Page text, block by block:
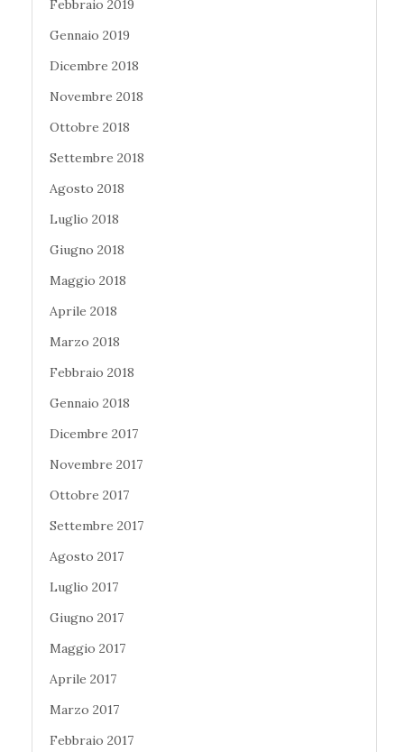
Febbraio 2019
Gennaio 2019
Dicembre 2018
Novembre 2018
Ottobre 2018
Settembre 2018
Agosto 2018
Luglio 2018
Giugno 2018
Maggio 2018
Aprile 2018
Marzo 2018
Febbraio 2018
Gennaio 2018
Dicembre 2017
Novembre 2017
Ottobre 2017
Settembre 2017
Agosto 2017
Luglio 2017
Giugno 2017
Maggio 2017
Aprile 2017
Marzo 2017
Febbraio 2017